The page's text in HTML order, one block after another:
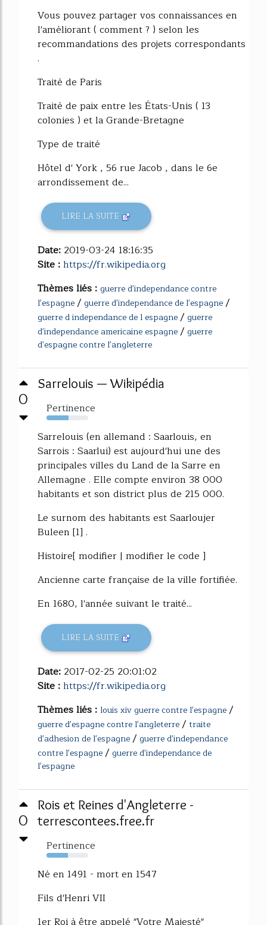
Vous pouvez partager vos connaissances en
l'améliorant ( comment ? ) selon les
recommandations des projets correspondants
.
Traité de Paris
Traité de paix entre les États-Unis ( 13
colonies ) et la Grande-Bretagne
Type de traité
Hôtel d' York , 56 rue Jacob , dans le 6e
arrondissement de...
LIRE LA SUITE
Date: 2019-03-24 18:16:35
Site :https://fr.wikipedia.org
Thèmes liés : guerre d'independance contre
l'espagne/ guerre d'independance de l'espagne/
guerre d independance de l espagne/ guerre
d'independance americaine espagne/ guerre
d'espagne contre l'angleterre
0
Sarrelouis — Wikipédia
Pertinence
53%
Sarrelouis (en allemand : Saarlouis, en
Sarrois : Saarlui) est aujourd'hui une des
principales villes du Land de la Sarre en
Allemagne . Elle compte environ 38 000
habitants et son district plus de 215 000.
Le surnom des habitants est Saarloujer
Buleen [1] .
Histoire[ modifier | modifier le code ]
Ancienne carte française de la ville fortifiée.
En 1680, l'année suivant le traité...
LIRE LA SUITE
Date: 2017-02-25 20:01:02
Site :https://fr.wikipedia.org
Thèmes liés : louis xiv guerre contre l'espagne/
guerre d'espagne contre l'angleterre/ traite
d'adhesion de l'espagne/ guerre d'independance
contre l'espagne/ guerre d'independance de
l'espagne
0
Rois et Reines d'Angleterre -
terrescontees.free.fr
Pertinence
52%
Né en 1491 - mort en 1547
Fils d'Henri VII
1er Roi à être appelé "Votre Majesté"